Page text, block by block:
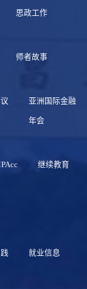
思政工作
师者故事
亚洲国际金融
年会
继续教育
就业信息